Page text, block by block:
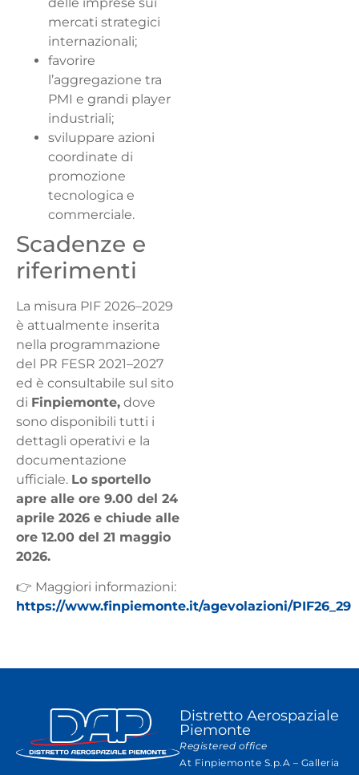
mercati strategici
internazionali;
favorire
l’aggregazione tra
PMI e grandi player
industriali;
sviluppare azioni
coordinate di
promozione
tecnologica e
commerciale.
Scadenze e
riferimenti
La misura PIF 2026–2029
è attualmente inserita
nella programmazione
del PR FESR 2021–2027
ed è consultabile sul sito
di Finpiemonte, dove
sono disponibili tutti i
dettagli operativi e la
documentazione
ufficiale. Lo sportello
apre alle ore 9.00 del 24
aprile 2026 e chiude alle
ore 12.00 del 21 maggio
2026.
👉 Maggiori informazioni:
https://www.finpiemonte.it/agevolazioni/PIF26_29
Distretto Aerospaziale
Piemonte
Registered office
At Finpiemonte S.p.A – Galleria